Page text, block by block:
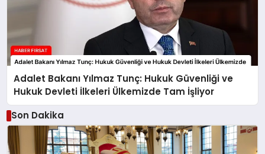
Adalet Bakanı Yılmaz Tunç: Hukuk Güvenliği ve
Hukuk Devleti İlkeleri Ülkemizde Tam İşliyor
Son Dakika